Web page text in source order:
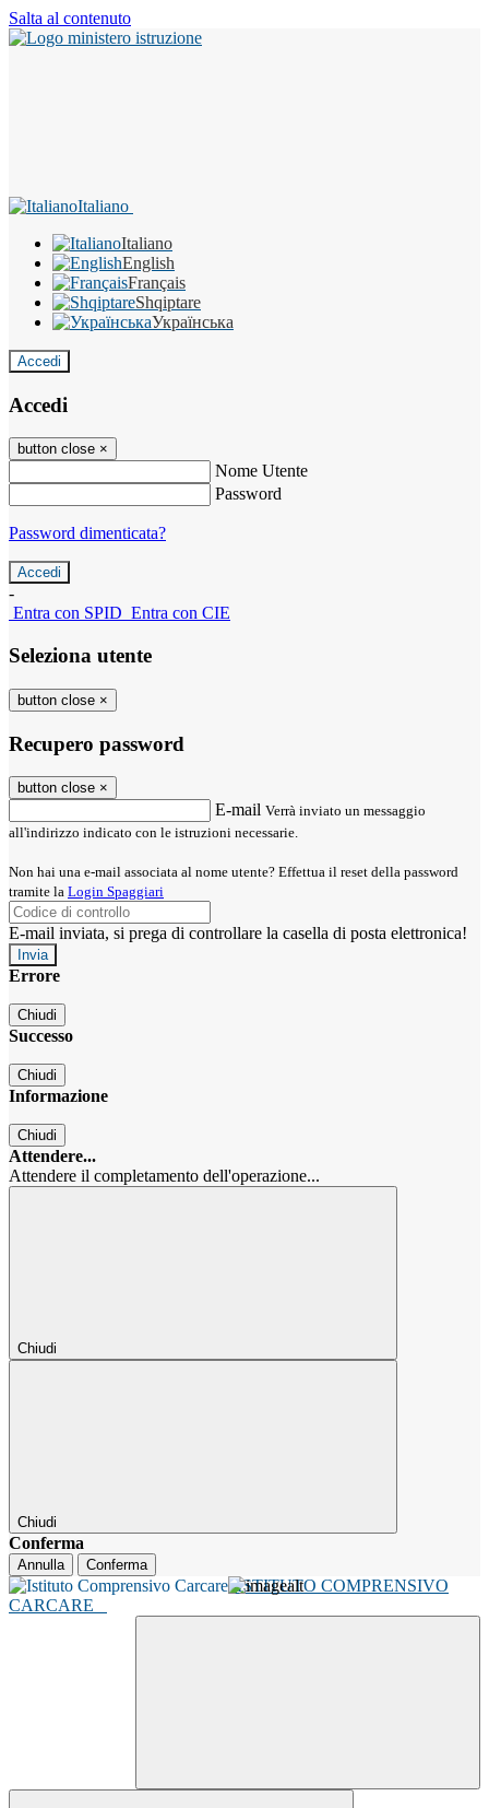
Salta al contenuto
Italiano
Italiano
English
Français
Shqiptare
Українська
Accedi
Accedi
button close ×
Nome Utente
Password
Password dimenticata?
-
Entra con SPID Entra con CIE
Seleziona utente
button close ×
Recupero password
button close ×
E-mail Verrà inviato un messaggio
all'indirizzo indicato con le istruzioni necessarie.
Non hai una e-mail associata al nome utente? Effettua il reset della password
tramite la Login Spaggiari
E-mail inviata, si prega di controllare la casella di posta elettronica!
Errore
Chiudi
Successo
Chiudi
Informazione
Chiudi
Attendere...
Attendere il completamento dell'operazione...
Chiudi
Chiudi
Conferma
Annulla Conferma
ISTITUTO COMPRENSIVO
CARCARE